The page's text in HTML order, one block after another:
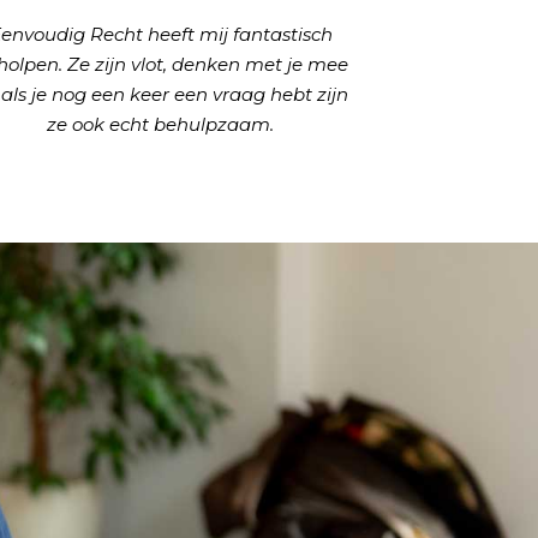
Recht heeft mij fantastisch
Ze zijn vlot, denken met je mee
je nog een keer een vraag hebt zijn
ze ook echt behulpzaam.